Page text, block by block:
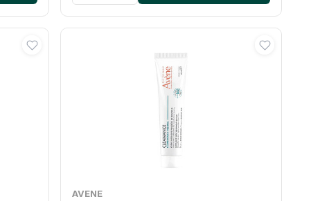
AVENE